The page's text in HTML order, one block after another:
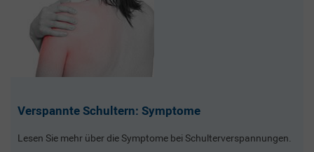
Verspannte Schultern: Symptome
Lesen Sie mehr über die Symptome bei Schulterverspannungen.